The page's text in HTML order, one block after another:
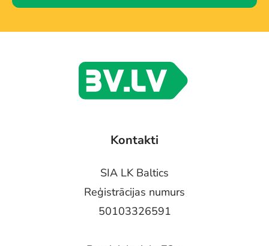
Kontakti
SIA LK Baltics
Reģistrācijas numurs
50103326591